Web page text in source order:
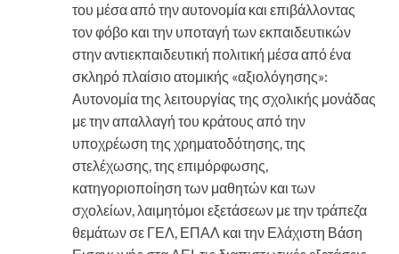
του μέσα από την αυτονομία και επιβάλλοντας
τον φόβο και την υποταγή των εκπαιδευτικών
στην αντιεκπαιδευτική πολιτική μέσα από ένα
σκληρό πλαίσιο ατομικής «αξιολόγησης»:
Αυτονομία της λειτουργίας της σχολικής μονάδας
με την απαλλαγή του κράτους από την
υποχρέωση της χρηματοδότησης, της
στελέχωσης, της επιμόρφωσης,
κατηγοριοποίηση των μαθητών και των
σχολείων, λαιμητόμοι εξετάσεων με την τράπεζα
θεμάτων σε ΓΕΛ, ΕΠΑΛ και την Ελάχιστη Βάση